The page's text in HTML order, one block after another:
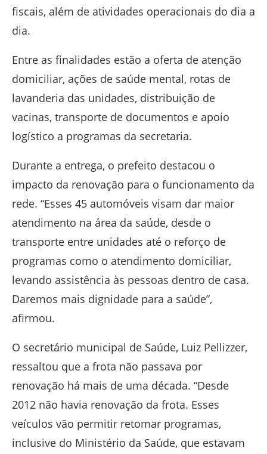
fiscais, além de atividades operacionais do dia a
dia.
Entre as finalidades estão a oferta de atenção
domiciliar, ações de saúde mental, rotas de
lavanderia das unidades, distribuição de
vacinas, transporte de documentos e apoio
logístico a programas da secretaria.
Durante a entrega, o prefeito destacou o
impacto da renovação para o funcionamento da
rede. “Esses 45 automóveis visam dar maior
atendimento na área da saúde, desde o
transporte entre unidades até o reforço de
programas como o atendimento domiciliar,
levando assistência às pessoas dentro de casa.
Daremos mais dignidade para a saúde”,
afirmou.
O secretário municipal de Saúde, Luiz Pellizzer,
ressaltou que a frota não passava por
renovação há mais de uma década. “Desde
2012 não havia renovação da frota. Esses
veículos vão permitir retomar programas,
inclusive do Ministério da Saúde, que estavam